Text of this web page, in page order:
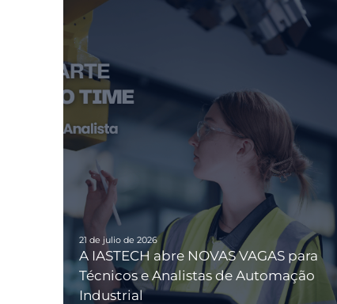
21 de julio de 2026
A IASTECH abre NOVAS VAGAS para
Técnicos e Analistas de Automação
Industrial